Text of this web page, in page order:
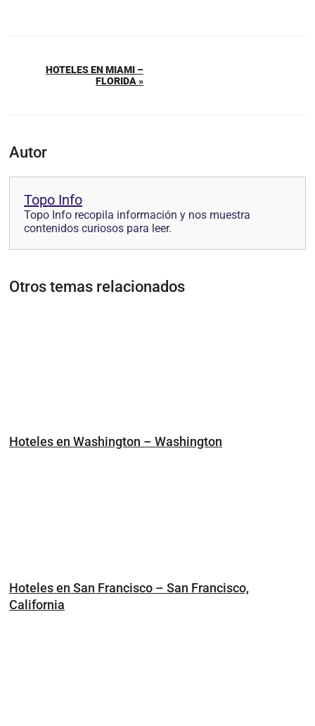
HOTELES EN MIAMI –
FLORIDA »
Autor
Topo Info
Topo Info recopila información y nos muestra
contenidos curiosos para leer.
Otros temas relacionados
Hoteles en Washington – Washington
Hoteles en San Francisco – San Francisco,
California